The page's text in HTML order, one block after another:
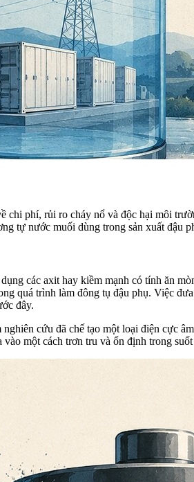
phí, rủi ro cháy nổ và độc hại môi
tự nước muối dùng trong sản xuất đậu
các axit hay kiềm mạnh có tính ăn
quá trình làm đông tụ đậu phụ. Việc
đây.
cứu đã chế tạo một loại điện cực
một cách trơn tru và ổn định trong